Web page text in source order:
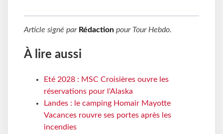
Article signé par Rédaction pour Tour Hebdo.
À lire aussi
Eté 2028 : MSC Croisières ouvre les
réservations pour l'Alaska
Landes : le camping Homair Mayotte
Vacances rouvre ses portes après les
incendies